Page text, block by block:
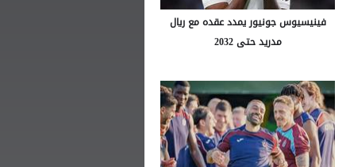
فينيسيوس جونيور يمدد عقده مع ريال
مدريد حتى 2032